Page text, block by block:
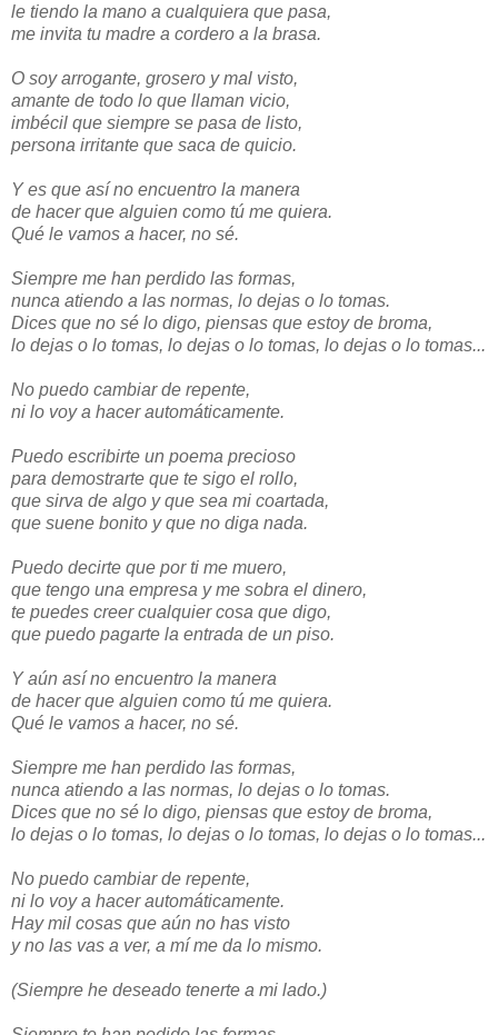
le tiendo la mano a cualquiera que pasa,
me invita tu madre a cordero a la brasa.
O soy arrogante, grosero y mal visto,
amante de todo lo que llaman vicio,
imbécil que siempre se pasa de listo,
persona irritante que saca de quicio.
Y es que así no encuentro la manera
de hacer que alguien como tú me quiera.
Qué le vamos a hacer, no sé.
Siempre me han perdido las formas,
nunca atiendo a las normas, lo dejas o lo tomas.
Dices que no sé lo digo, piensas que estoy de broma,
lo dejas o lo tomas, lo dejas o lo tomas, lo dejas o lo tomas...
No puedo cambiar de repente,
ni lo voy a hacer automáticamente.
Puedo escribirte un poema precioso
para demostrarte que te sigo el rollo,
que sirva de algo y que sea mi coartada,
que suene bonito y que no diga nada.
Puedo decirte que por ti me muero,
que tengo una empresa y me sobra el dinero,
te puedes creer cualquier cosa que digo,
que puedo pagarte la entrada de un piso.
Y aún así no encuentro la manera
de hacer que alguien como tú me quiera.
Qué le vamos a hacer, no sé.
Siempre me han perdido las formas,
nunca atiendo a las normas, lo dejas o lo tomas.
Dices que no sé lo digo, piensas que estoy de broma,
lo dejas o lo tomas, lo dejas o lo tomas, lo dejas o lo tomas...
No puedo cambiar de repente,
ni lo voy a hacer automáticamente.
Hay mil cosas que aún no has visto
y no las vas a ver, a mí me da lo mismo.
(Siempre he deseado tenerte a mi lado.)